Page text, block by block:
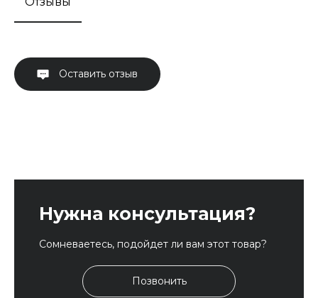
Оставить отзыв
Нужна консультация?
Сомневаетесь, подойдет ли вам этот товар?
Позвонить